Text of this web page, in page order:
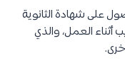
على شهادة الثانوية
أثناء العمل، والذي